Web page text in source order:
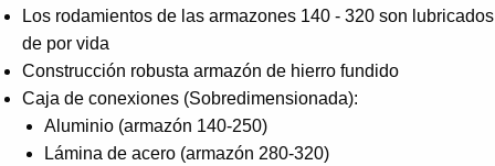
Los rodamientos de las armazones 140 - 320 son lubricados
de por vida
Construcción robusta armazón de hierro fundido
Caja de conexiones (Sobredimensionada):
Aluminio (armazón 140-250)
Lámina de acero (armazón 280-320)